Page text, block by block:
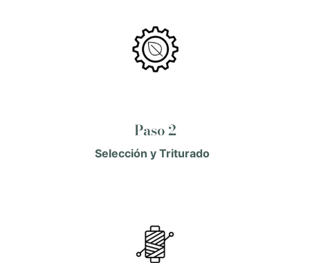
Paso 2
Selección y Triturado